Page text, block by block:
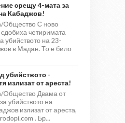
срещу 4-мата за
Кабаджов!
Общество С ново
четиримата
убийството на 23-
в Мадан. То е било
убийството -
излизат от ареста!
Общество Двама от
убийството на
излизат от ареста,
. Бр...